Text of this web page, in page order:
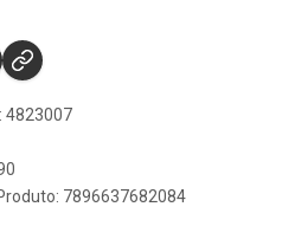
4823007
7896637682084